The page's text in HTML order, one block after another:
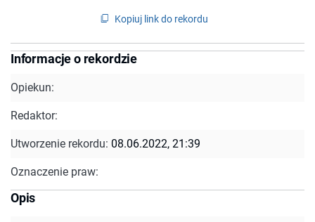
Kopiuj link do rekordu
Informacje o rekordzie
Opiekun:
Redaktor:
Utworzenie rekordu: 08.06.2022, 21:39
Oznaczenie praw:
Opis